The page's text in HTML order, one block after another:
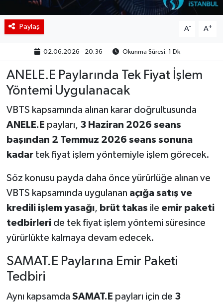
Paylaş A- A+
02.06.2026 - 20:36 Okunma Süresi: 1 Dk
ANELE.E Paylarında Tek Fiyat İşlem
Yöntemi Uygulanacak
VBTS kapsamında alınan karar doğrultusunda
ANELE.E payları, 3 Haziran 2026 seans
başından 2 Temmuz 2026 seans sonuna
kadartek fiyat işlem yöntemiyle işlem görecek.
Söz konusu payda daha önce yürürlüğe alınan ve
VBTS kapsamında uygulanan açığa satış ve
kredili işlem yasağı, brüt takas ile emir paketi
tedbirleride tek fiyat işlem yöntemi süresince
yürürlükte kalmaya devam edecek.
SAMAT.E Paylarına Emir Paketi
Tedbiri
Aynı kapsamda SAMAT.E payları için de 3
Hakkımızda
İletişim